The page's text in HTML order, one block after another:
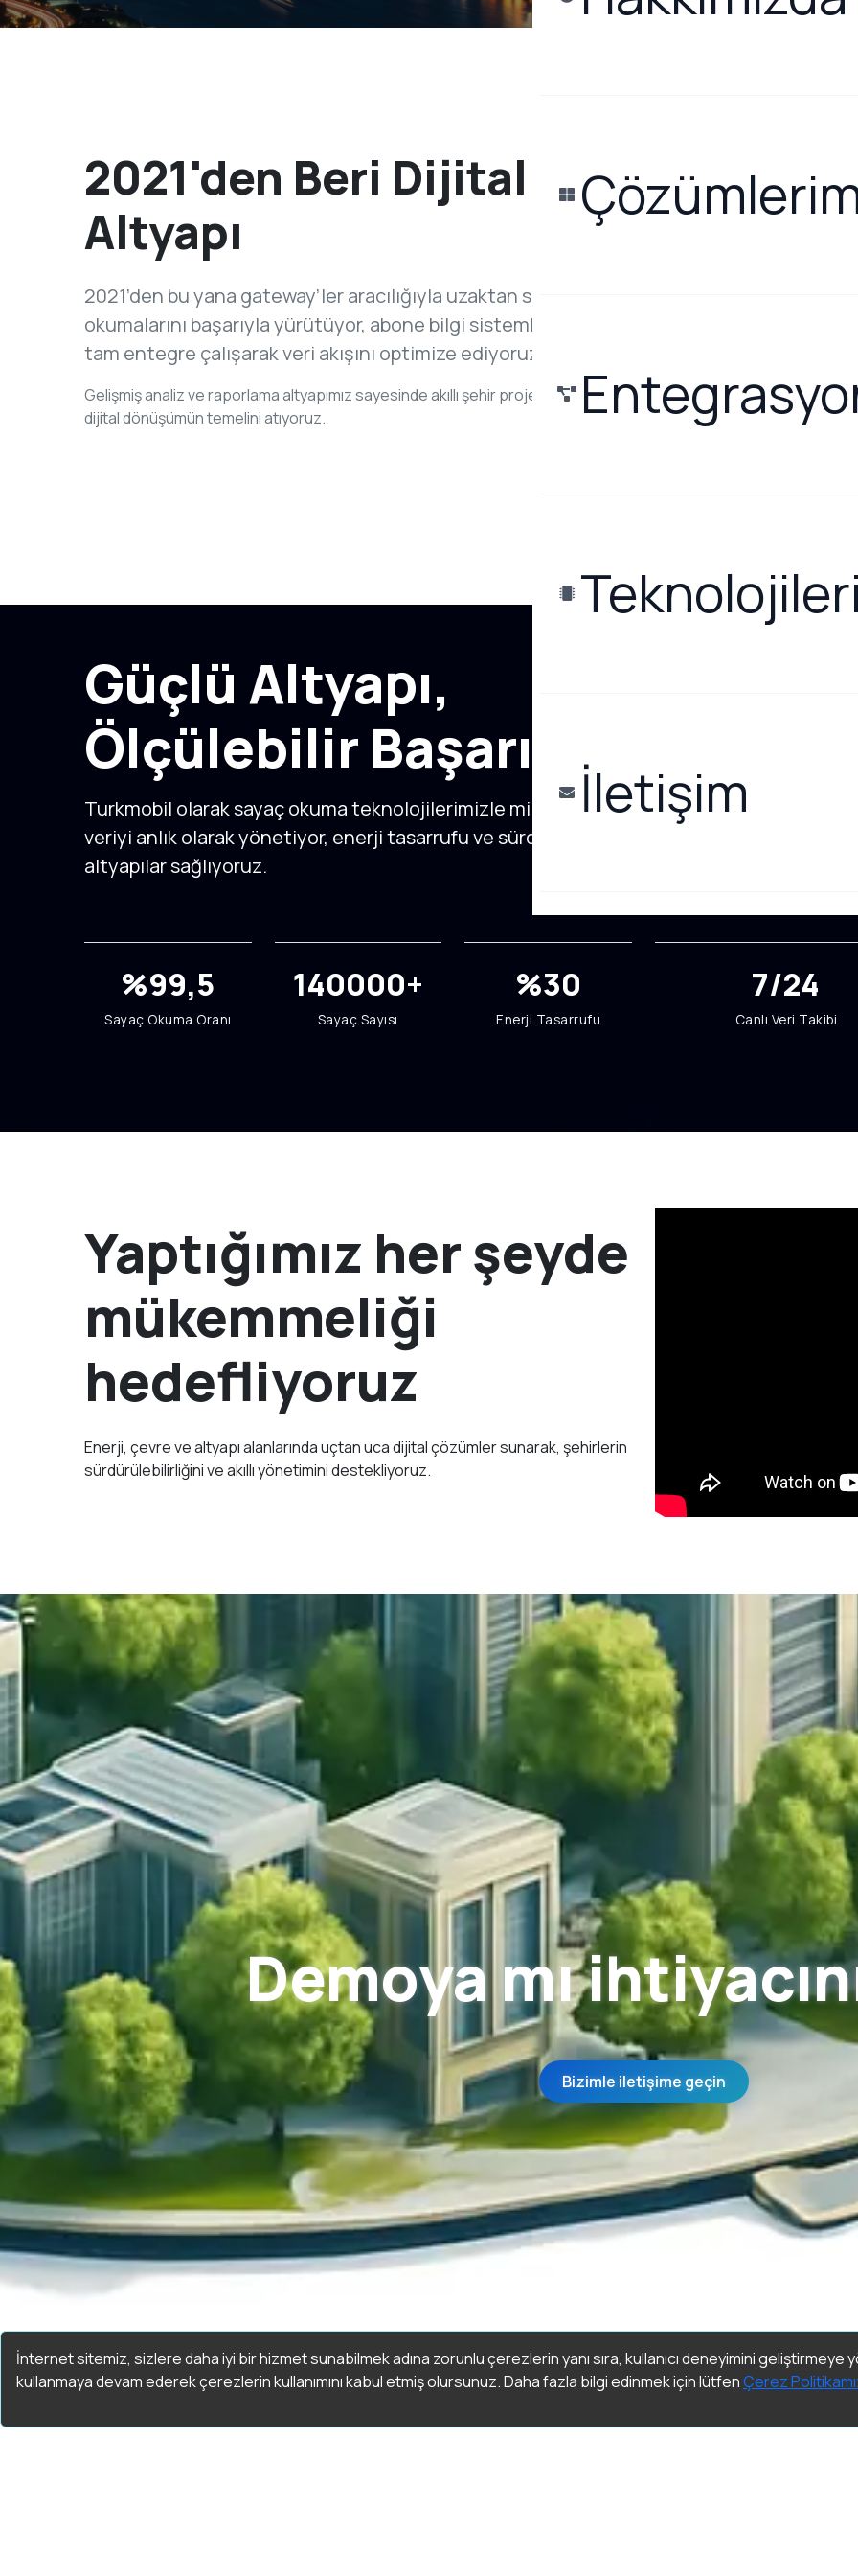
İnternet sitemiz, sizlere daha iyi bir hizmet sunabilmek adına zorunlu çerezlerin yanı sıra, kullanıcı deneyimini
kullanmaya devam ederek çerezlerin kullanımını kabul etmiş olursunuz. Daha fazla bilgi edinmek için lütfenÇerez
Tüm çözümlerimizi keşfedin
İletişim
2021'den Beri Dijital
Altyapı
2021’den bu yana gateway’ler aracılığıyla uzaktan sayaç
okumalarını başarıyla yürütüyor, abone bilgi sistemleriyle
tam entegre çalışarak veri akışını optimize ediyoruz.
Gelişmiş analiz ve raporlama altyapımız sayesinde akıllı şehir projelerinde
dijital dönüşümün temelini atıyoruz.
Güçlü Altyapı,
Ölçülebilir Başarı
Turkmobil olarak sayaç okuma teknolojilerimizle milyonlarca
veriyi anlık olarak yönetiyor, enerji tasarrufu ve sürdürülebilir
altyapılar sağlıyoruz.
%99,5
Sayaç Okuma Oranı
140000+
Sayaç Sayısı
%30
Enerji Tasarrufu
7/24
Canlı Veri Takibi
Yaptığımız her şeyde
mükemmeliği
hedefliyoruz
Enerji, çevre ve altyapı alanlarında uçtan uca dijital çözümler sunarak, şehirlerin
sürdürülebilirliğini ve akıllı yönetimini destekliyoruz.
Demoya mı
Bizimle iletişime geçin